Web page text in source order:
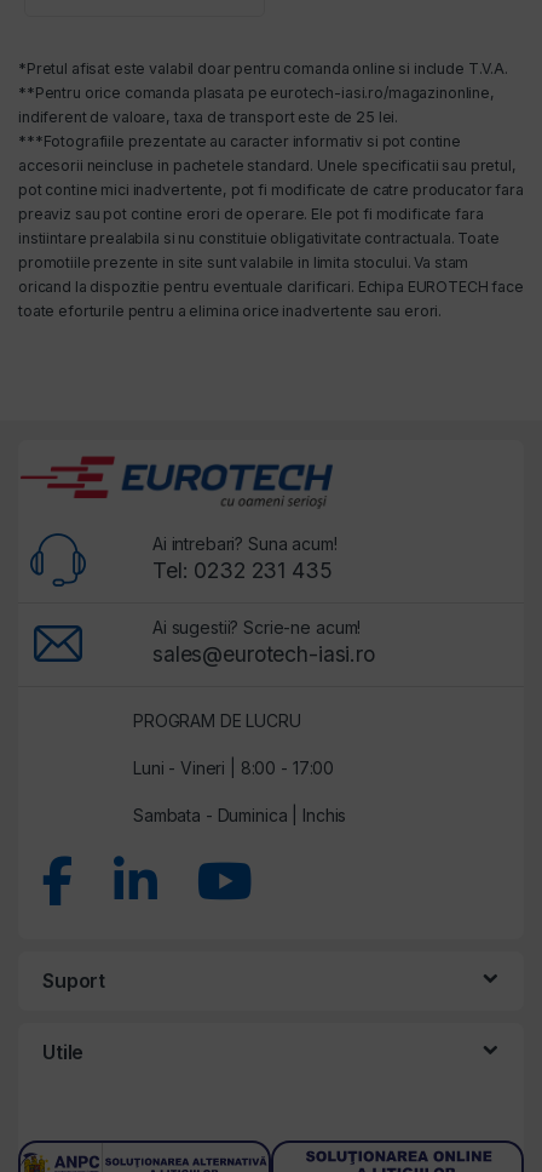
*Pretul afisat este valabil doar pentru comanda online si include T.V.A.
**Pentru orice comanda plasata pe eurotech-iasi.ro/magazinonline,
indiferent de valoare, taxa de transport este de 25 lei.
***Fotografiile prezentate au caracter informativ si pot contine
accesorii neincluse in pachetele standard. Unele specificatii sau pretul,
pot contine mici inadvertente, pot fi modificate de catre producator fara
preaviz sau pot contine erori de operare. Ele pot fi modificate fara
instiintare prealabila si nu constituie obligativitate contractuala. Toate
promotiile prezente in site sunt valabile in limita stocului. Va stam
oricand la dispozitie pentru eventuale clarificari. Echipa EUROTECH face
toate eforturile pentru a elimina orice inadvertente sau erori.
Ai intrebari? Suna acum!
Tel: 0232 231 435
Ai sugestii? Scrie-ne acum!
sales@eurotech-iasi.ro
PROGRAM DE LUCRU
Luni - Vineri | 8:00 - 17:00
Sambata - Duminica | Inchis
Suport
Utile